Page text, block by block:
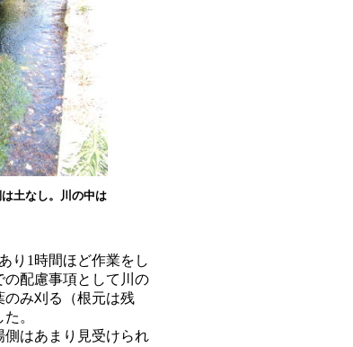
土なし。川の中は
り1時間ほど作業をし
の配慮事項として川の
のみ刈る（根元は残
。
はあまり見受けられ